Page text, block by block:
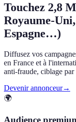
Touchez 2,8
Royaume-
Espagne…)
Diffusez vos
en France et à
anti-fraude, ciblage
Devenir annonceur→
🌍
Audience